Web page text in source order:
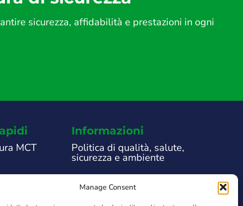
Manage Consent
sicurezza, affidabilità e prestazioni in ogni
MCT
Informazioni
Politica di qualità, salute,
sicurezza e ambiente